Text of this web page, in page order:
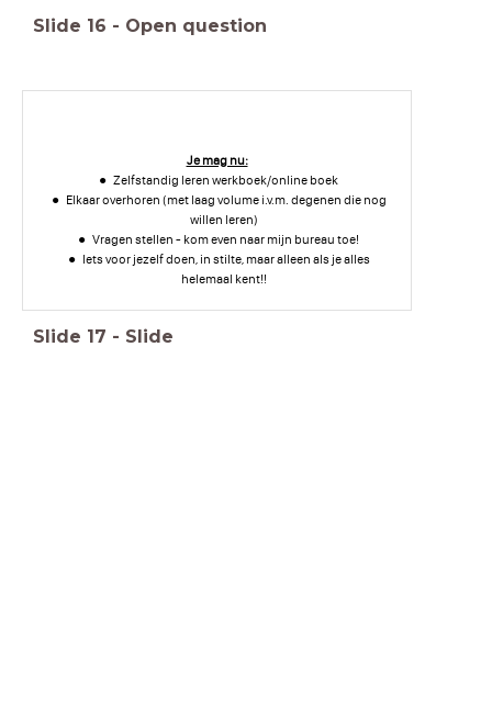
Slide 16 - Open question
Je mag nu:
Zelfstandig leren werkboek/online boek
Elkaar overhoren (met laag volume i.v.m. degenen die nog
willen leren)
Vragen stellen - kom even naar mijn bureau toe!
Iets voor jezelf doen, in stilte, maar alleen als je alles
helemaal kent!!
Slide 17 - Slide